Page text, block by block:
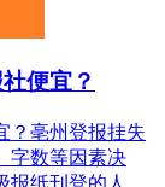
便宜？
？亳州登报挂失
字数等因素决
报纸刊登的人